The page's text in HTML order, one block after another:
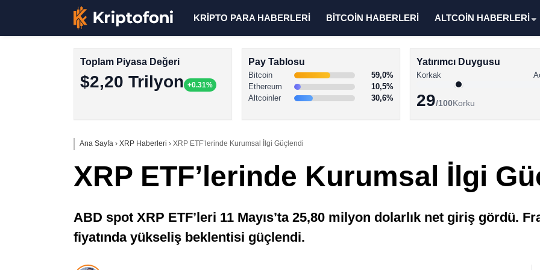
KRİPTO PARA HABERLERİ BİTCOİN HABERLERİ ALTCOİN HABERLERİ
Toplam Piyasa Değeri
$2,20 Trilyon +0.31%
Pay Tablosu
Bitcoin
59,0%
Ethereum
10,5%
Altcoinler
30,6%
Yatırımcı Duygusu
Korkak
29/100Korku
Ana Sayfa › XRP Haberleri › XRP ETF’lerinde Kurumsal İlgi Güçlendi
XRP ETF’lerinde Kurumsal İlgi
ABD spot XRP ETF’leri 11 Mayıs’ta 25,80 milyon dolarlık net giriş gördü.
fiyatında yükseliş beklentisi güçlendi.